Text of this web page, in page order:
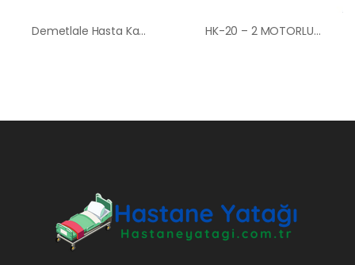
Demetlale Hasta Karyolası Kiralama Satış Fiyatları HK-20 – 2 MOTORLU EKONOMİK HASTA KARYOLASI ANKARA